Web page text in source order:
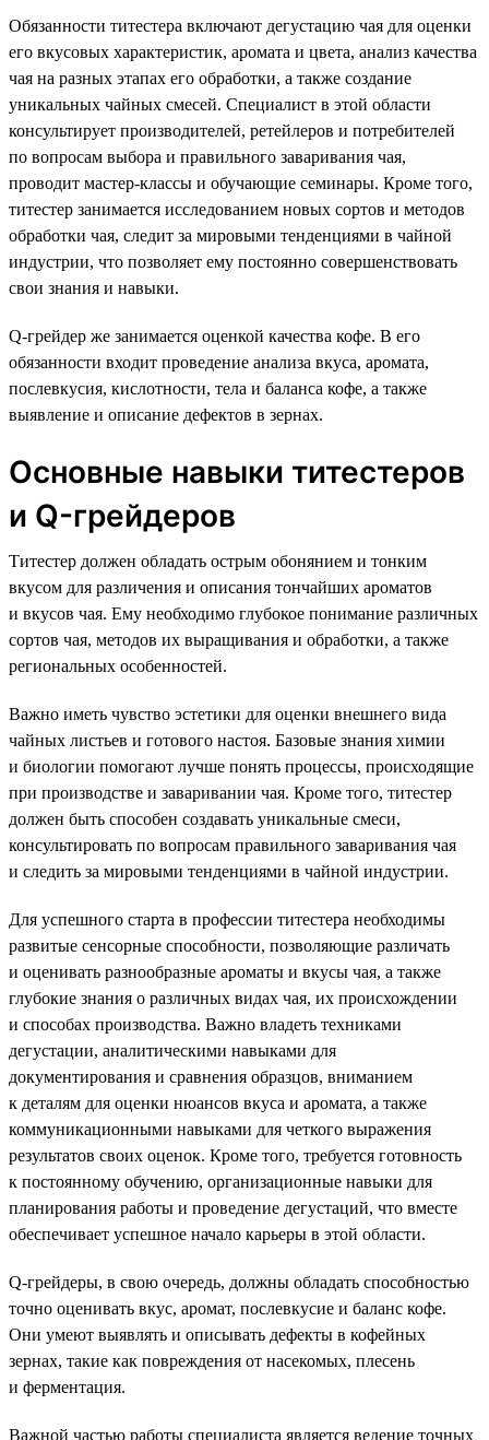
Обязанности титестера включают дегустацию чая для оценки
его вкусовых характеристик, аромата и цвета, анализ качества
чая на разных этапах его обработки, а также создание
уникальных чайных смесей. Специалист в этой области
консультирует производителей, ретейлеров и потребителей
по вопросам выбора и правильного заваривания чая,
проводит мастер-классы и обучающие семинары. Кроме того,
титестер занимается исследованием новых сортов и методов
обработки чая, следит за мировыми тенденциями в чайной
индустрии, что позволяет ему постоянно совершенствовать
свои знания и навыки.
Q-грейдер же занимается оценкой качества кофе. В его
обязанности входит проведение анализа вкуса, аромата,
послевкусия, кислотности, тела и баланса кофе, а также
выявление и описание дефектов в зернах.
Основные навыки титестеров
и Q-грейдеров
Титестер должен обладать острым обонянием и тонким
вкусом для различения и описания тончайших ароматов
и вкусов чая. Ему необходимо глубокое понимание различных
сортов чая, методов их выращивания и обработки, а также
региональных особенностей.
Важно иметь чувство эстетики для оценки внешнего вида
чайных листьев и готового настоя. Базовые знания химии
и биологии помогают лучше понять процессы, происходящие
при производстве и заваривании чая. Кроме того, титестер
должен быть способен создавать уникальные смеси,
консультировать по вопросам правильного заваривания чая
и следить за мировыми тенденциями в чайной индустрии.
Для успешного старта в профессии титестера необходимы
развитые сенсорные способности, позволяющие различать
и оценивать разнообразные ароматы и вкусы чая, а также
глубокие знания о различных видах чая, их происхождении
и способах производства. Важно владеть техниками
дегустации, аналитическими навыками для
документирования и сравнения образцов, вниманием
к деталям для оценки нюансов вкуса и аромата, а также
коммуникационными навыками для четкого выражения
результатов своих оценок. Кроме того, требуется готовность
к постоянному обучению, организационные навыки для
планирования работы и проведение дегустаций, что вместе
обеспечивает успешное начало карьеры в этой области.
Q-грейдеры, в свою очередь, должны обладать способностью
точно оценивать вкус, аромат, послевкусие и баланс кофе.
Они умеют выявлять и описывать дефекты в кофейных
зернах, такие как повреждения от насекомых, плесень
и ферментация.
Важной частью работы специалиста является ведение точных